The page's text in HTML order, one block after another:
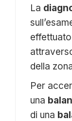
La
della
Per
una
di una